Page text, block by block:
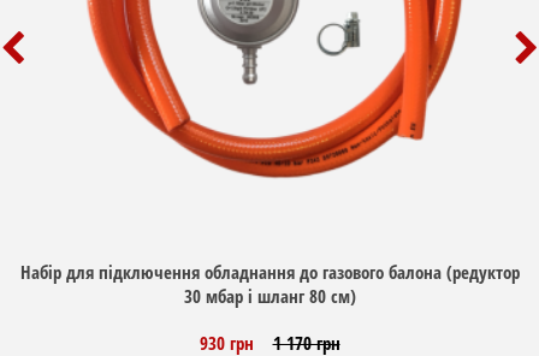
Набір для підключення обладнання до газового балона (редуктор
30 мбар і шланг 80 см)
930 грн
1 170 грн